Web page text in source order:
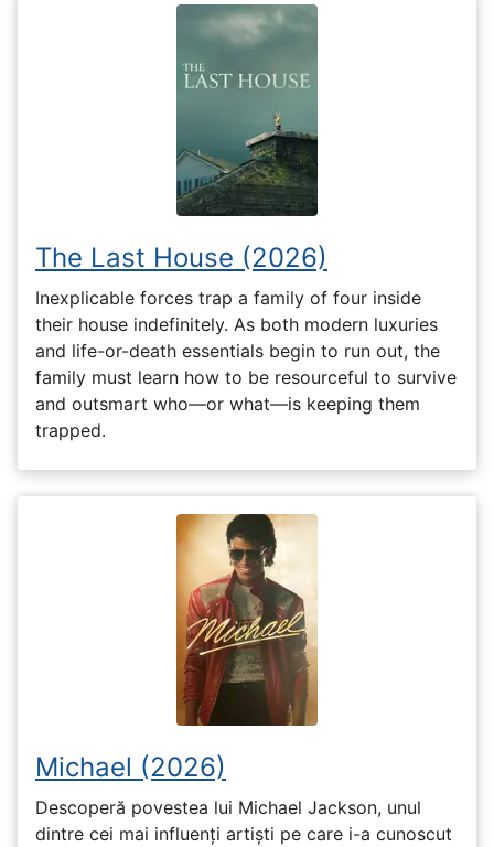
The Last House (2026)
Inexplicable forces trap a family of four inside
their house indefinitely. As both modern luxuries
and life-or-death essentials begin to run out, the
family must learn how to be resourceful to survive
and outsmart who—or what—is keeping them
trapped.
Michael (2026)
Descoperă povestea lui Michael Jackson, unul
dintre cei mai influenți artiști pe care i-a cunoscut